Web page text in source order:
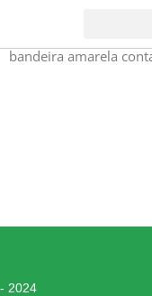
2024